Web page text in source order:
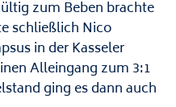
zum Beben brachte
schließlich Nico
in der Kasseler
Alleingang zum 3:1
ging es dann auch